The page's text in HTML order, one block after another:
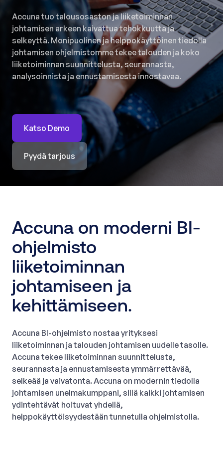
Accuna tuo talousosaston ja liiketoiminnan
johtamisen arkeen kaivattua tehokkuutta ja
selkeyttä. Monipuolinen ja helppokäyttöinen tiedolla
johtamisen ohjelmistomme tekee talouden ja koko
liiketoiminnan suunnittelusta, seurannasta,
analysoinnista ja ennustamisesta innostavaa.
Katso Demo
Pyydä tarjous
Accuna on moderni BI-
ohjelmisto
liiketoiminnan
johtamiseen ja
kehittämiseen.
Accuna BI-ohjelmisto nostaa yrityksesi
liiketoiminnan ja talouden johtamisen uudelle tasolle.
Accuna tekee liiketoiminnan suunnittelusta,
seurannasta ja ennustamisesta ymmärrettävää,
selkeää ja vaivatonta. Accuna on modernin tiedolla
johtamisen unelmakumppani, sillä kaikki johtamisen
ydintehtävät hoituvat yhdellä,
helppokäyttöisyydestään tunnetulla ohjelmistolla.